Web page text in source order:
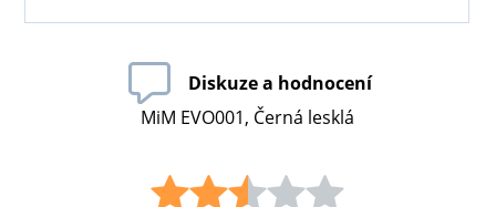
Diskuze a hodnocení
MiM EVO001, Černá lesklá